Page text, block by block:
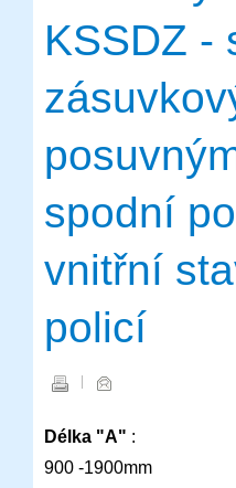
KSSDZ -
spodní
vnitřní
policí
Délka "A" :
900 -1900mm